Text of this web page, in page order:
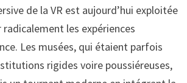
de la VR est aujourd’hui exploitée
les expériences
Les musées, qui étaient parfois
rigides voire poussiéreuses,